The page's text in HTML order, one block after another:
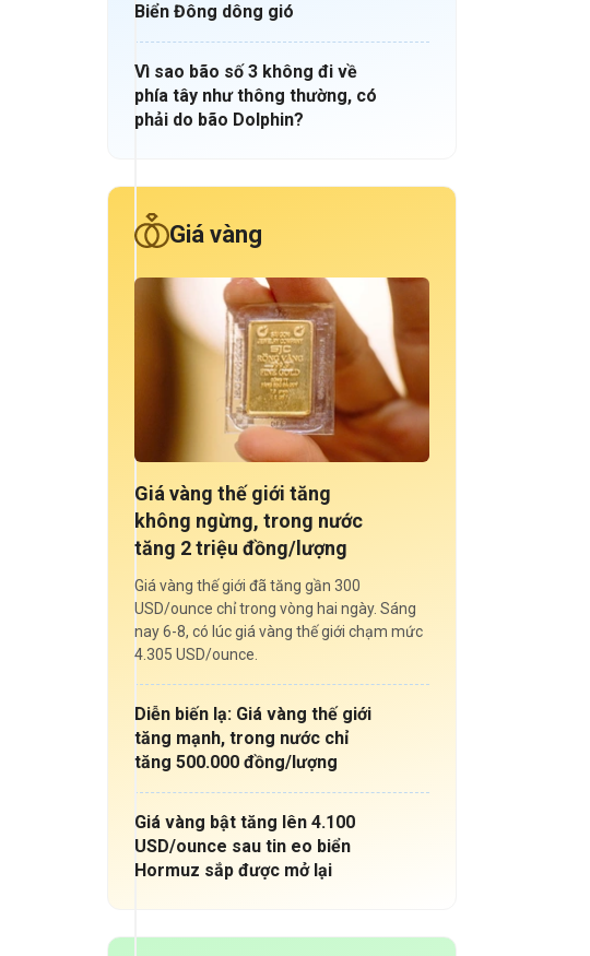
Biển Đông dông gió
Vì sao bão số 3 không đi về
phía tây như thông thường, có
phải do bão Dolphin?
Giá vàng
Giá vàng thế giới tăng
không ngừng, trong nước
tăng 2 triệu đồng/lượng
Giá vàng thế giới đã tăng gần 300
USD/ounce chỉ trong vòng hai ngày. Sáng
nay 6-8, có lúc giá vàng thế giới chạm mức
4.305 USD/ounce.
Diễn biến lạ: Giá vàng thế giới
tăng mạnh, trong nước chỉ
tăng 500.000 đồng/lượng
Giá vàng bật tăng lên 4.100
USD/ounce sau tin eo biển
Hormuz sắp được mở lại